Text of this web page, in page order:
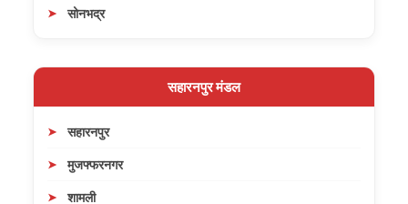
सोनभद्र
सहारनपुर मंडल
सहारनपुर
मुजफ्फरनगर
शामली